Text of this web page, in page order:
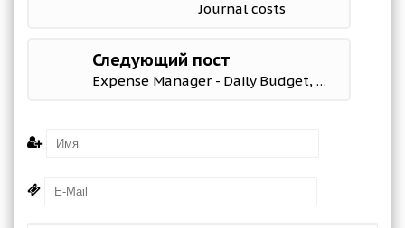
Journal costs
Следующий пост
Expense Manager - Daily Budget, Money Tracker